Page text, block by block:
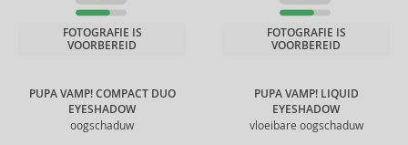
PUPA VAMP! COMPACT DUO
EYESHADOW
oogschaduw
FOTOGRAFIE IS
VOORBEREID
PUPA VAMP! LIQUID
EYESHADOW
vloeibare oogschaduw
FOTOGRAFIE IS
VOORBEREID